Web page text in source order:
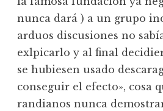
nunca dará ) a un grupo
arduos discusiones no
exlpicarlo y al final
se hubiesen usado
conseguir el efecto», cosa
randianos nunca